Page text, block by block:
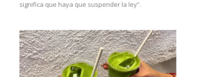
significa que haya que suspender la ley”.